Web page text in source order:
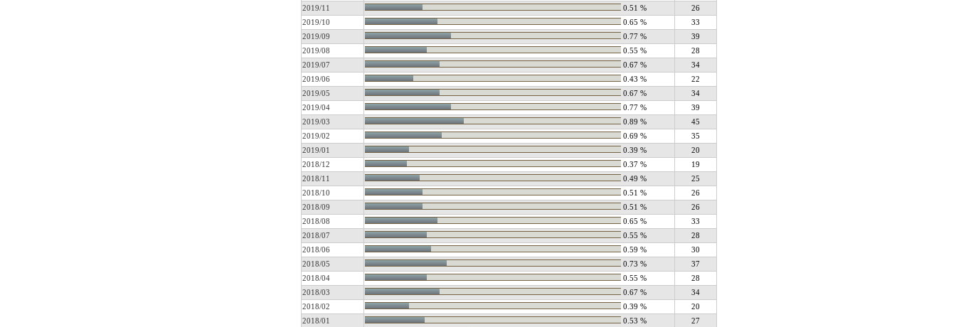
2019/11
0.51 %
26
2019/10
0.65 %
33
2019/09
0.77 %
39
2019/08
0.55 %
28
2019/07
0.67 %
34
2019/06
0.43 %
22
2019/05
0.67 %
34
2019/04
0.77 %
39
2019/03
0.89 %
45
2019/02
0.69 %
35
2019/01
0.39 %
20
2018/12
0.37 %
19
2018/11
0.49 %
25
2018/10
0.51 %
26
2018/09
0.51 %
26
2018/08
0.65 %
33
2018/07
0.55 %
28
2018/06
0.59 %
30
2018/05
0.73 %
37
2018/04
0.55 %
28
2018/03
0.67 %
34
2018/02
0.39 %
20
2018/01
0.53 %
27